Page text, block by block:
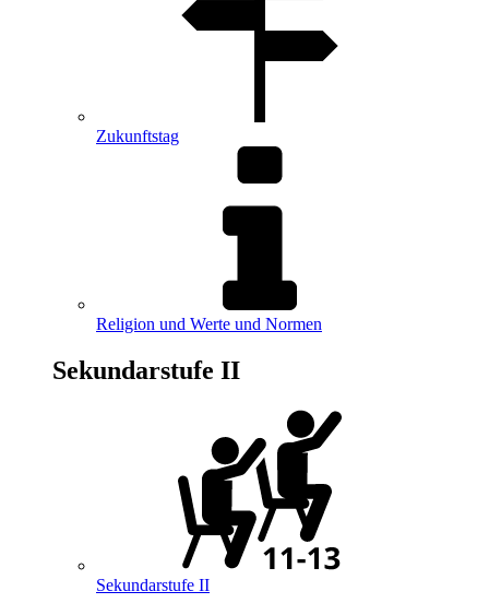
Zukunftstag
Religion und Werte und Normen
Sekundarstufe II
Sekundarstufe II